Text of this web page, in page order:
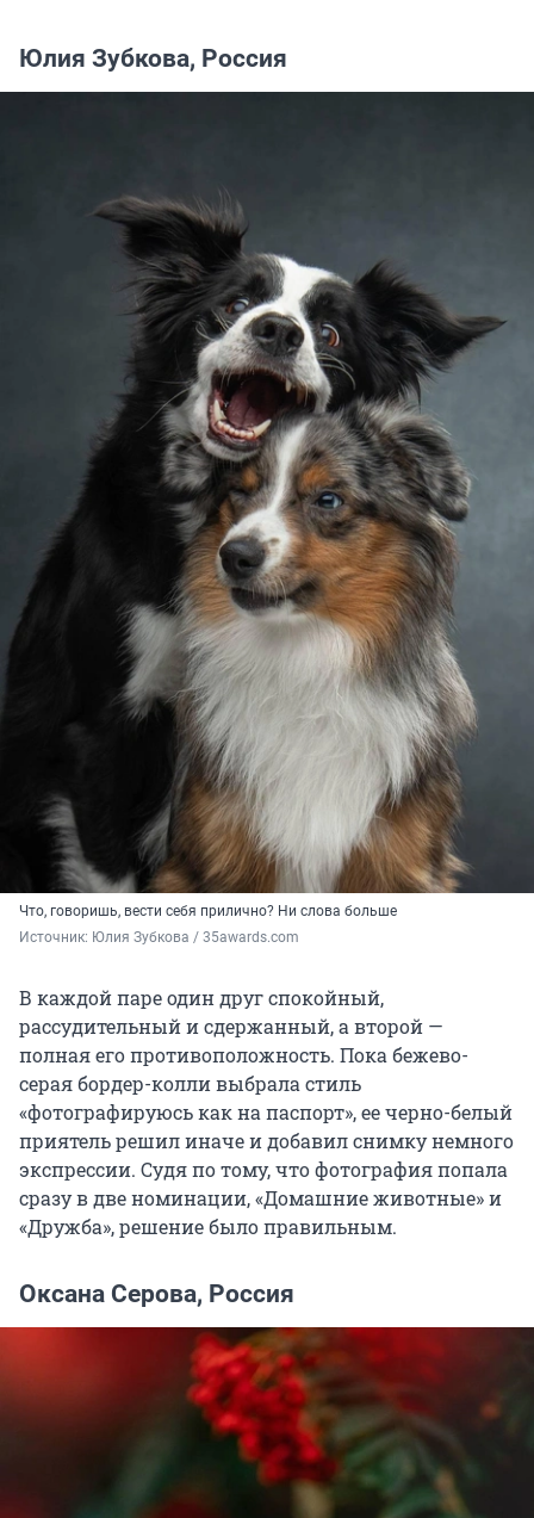
Юлия Зубкова, Россия
Что, говоришь, вести себя прилично? Ни слова больше
Источник: Юлия Зубкова / 35awards.com
В каждой паре один друг спокойный,
рассудительный и сдержанный, а второй —
полная его противоположность. Пока бежево-
серая бордер-колли выбрала стиль
«фотографируюсь как на паспорт», ее черно-белый
приятель решил иначе и добавил снимку немного
экспрессии. Судя по тому, что фотография попала
сразу в две номинации, «Домашние животные» и
«Дружба», решение было правильным.
Оксана Серова, Россия